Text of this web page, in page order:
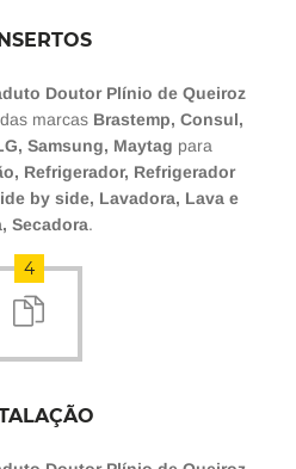
Doutor Plínio de Queiroz
das marcas Brastemp, Consul,
Samsung, Maytag para
Refrigerador, Refrigerador
by side, Lavadora, Lava e
Secadora.
4